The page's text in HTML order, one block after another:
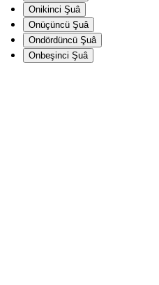
Onikinci Şuâ
Onüçüncü Şuâ
Ondördüncü Şuâ
Onbeşinci Şuâ